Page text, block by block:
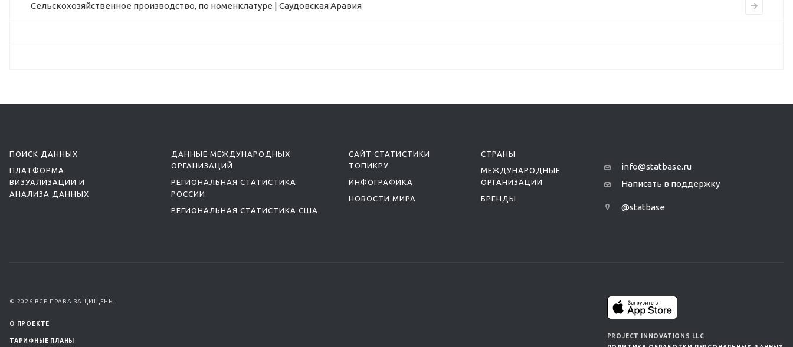
Сельскохозяйственное производство, по номенклатуре | Саудовская Аравия
ПОИСК ДАННЫХ
ПЛАТФОРМА
ВИЗУАЛИЗАЦИИ И
АНАЛИЗА ДАННЫХ
ДАННЫЕ МЕЖДУНАРОДНЫХ
ОРГАНИЗАЦИЙ
РЕГИОНАЛЬНАЯ СТАТИСТИКА
РОССИИ
РЕГИОНАЛЬНАЯ СТАТИСТИКА США
САЙТ СТАТИСТИКИ
ТОПИКРУ
ИНФОГРАФИКА
НОВОСТИ МИРА
СТРАНЫ
МЕЖДУНАРОДНЫЕ
ОРГАНИЗАЦИИ
БРЕНДЫ
info@statbase.ru
Написать в поддержку
@statbase
PROJECT INNOVATIONS LLC
© 2026 ВСЕ ПРАВА ЗАЩИЩЕНЫ.
О ПРОЕКТЕ
ТАРИФНЫЕ ПЛАНЫ